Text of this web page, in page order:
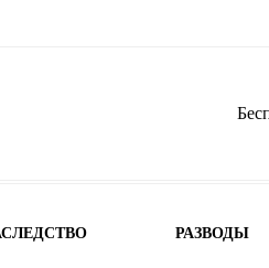
РАЗВОДЫ